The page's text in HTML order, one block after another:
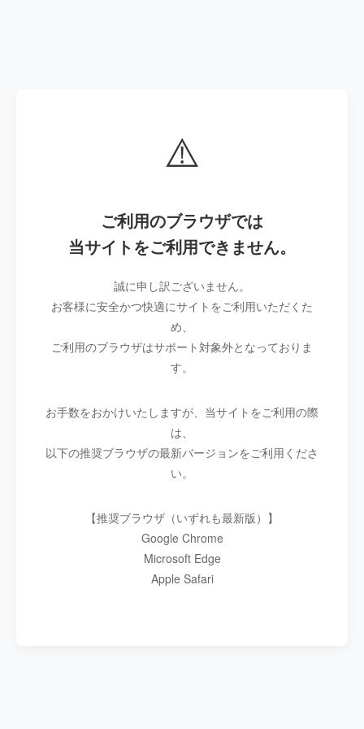
⚠️
ご利用のブラウザでは
当サイトをご利用できません。
誠に申し訳ございません。
お客様に安全かつ快適にサイトをご利用いただくた
め、
ご利用のブラウザはサポート対象外となっておりま
す。
お手数をおかけいたしますが、当サイトをご利用の際
は、
以下の推奨ブラウザの最新バージョンをご利用くださ
い。
【推奨ブラウザ（いずれも最新版）】
Google Chrome
Microsoft Edge
Apple Safari